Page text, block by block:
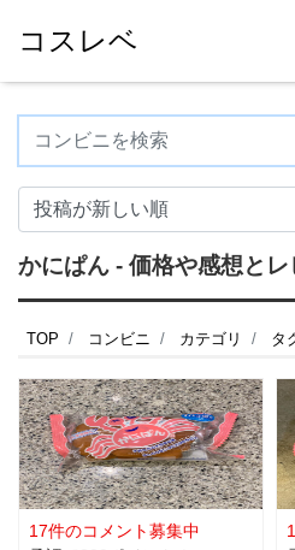
コスレベ
かにぱん - 価格や感想とレ
TOP コンビニ カテゴリ タ
17件のコメント募集中